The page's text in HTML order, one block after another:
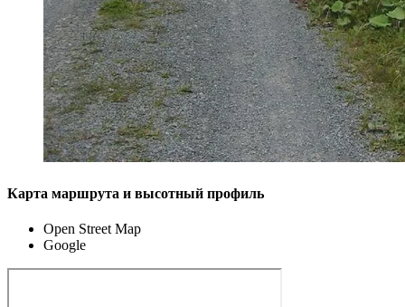
Карта маршрута и высотный профиль
Open Street Map
Google